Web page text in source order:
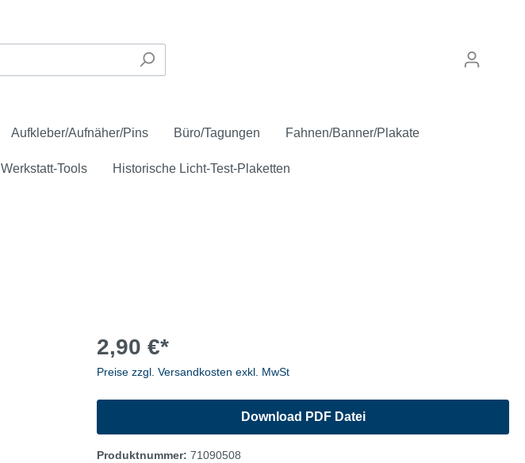
Aufkleber/Aufnäher/Pins Büro/Tagungen Fahnen/Banner/Plakate
Werkstatt-Tools Historische Licht-Test-Plaketten
Winter-Check/Winterreifen
Anzeigen
2,90 €*
Preise zzgl. Versandkosten exkl. MwSt
Download PDF Datei
Produktnummer: 71090508